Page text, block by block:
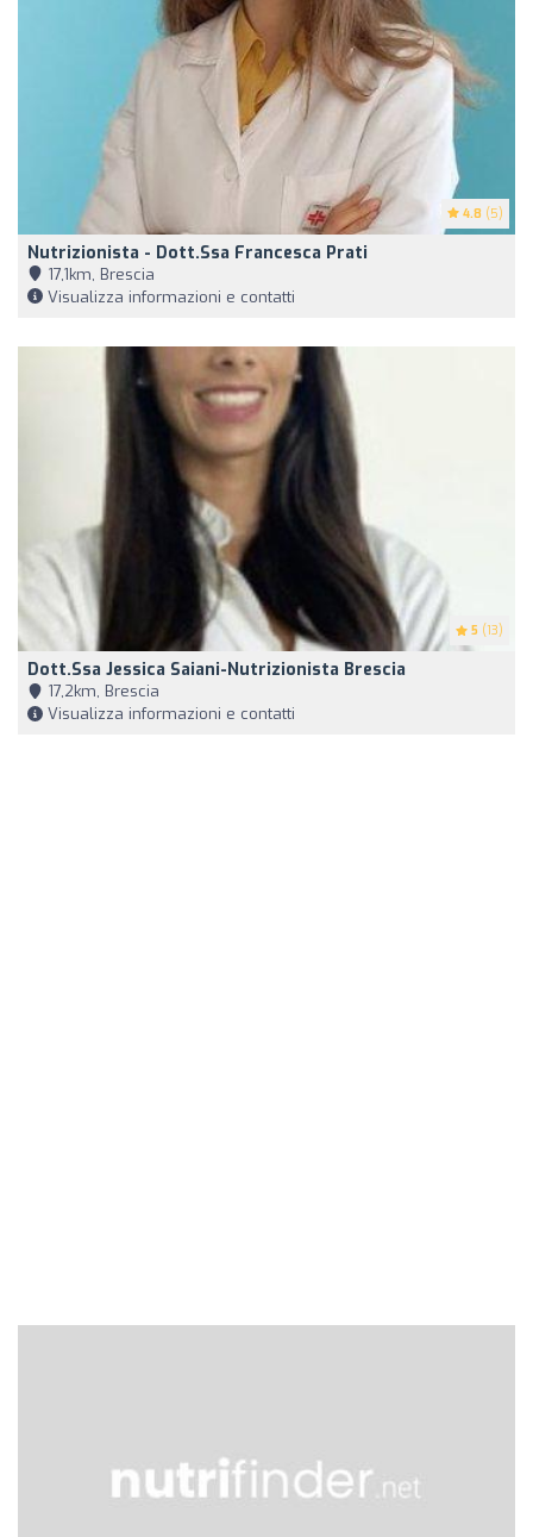
4.8 (5)
Nutrizionista - Dott.ssa Francesca Prati
17,1km, Brescia
Visualizza informazioni e contatti
5 (13)
Dott.ssa Jessica Saiani-Nutrizionista Brescia
17,2km, Brescia
Visualizza informazioni e contatti